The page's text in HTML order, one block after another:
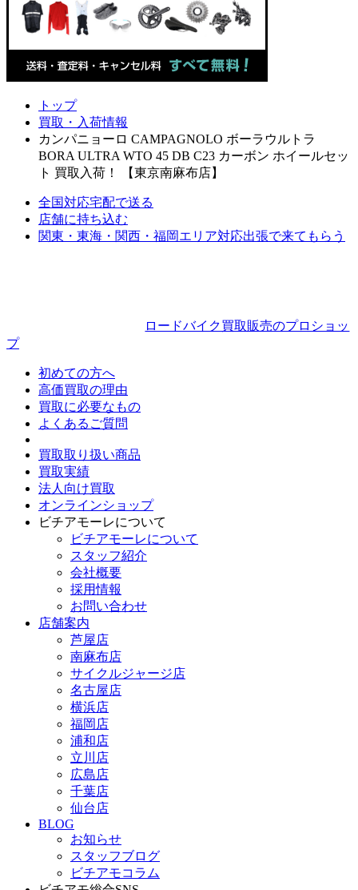
トップ
買取・入荷情報
カンパニョーロ CAMPAGNOLO ボーラウルトラ
BORA ULTRA WTO 45 DB C23 カーボン ホイールセッ
ト 買取入荷！ 【東京南麻布店】
全国対応宅配で送る
店舗に持ち込む
関東・東海・関西・福岡エリア対応出張で来てもらう
ロードバイク買取販売のプロショッ
プ
初めての方へ
高価買取の理由
買取に必要なもの
よくあるご質問
買取取り扱い商品
買取実績
法人向け買取
オンラインショップ
ビチアモーレについて
ビチアモーレについて
スタッフ紹介
会社概要
採用情報
お問い合わせ
店舗案内
芦屋店
南麻布店
サイクルジャージ店
名古屋店
横浜店
福岡店
浦和店
立川店
広島店
千葉店
仙台店
BLOG
お知らせ
スタッフブログ
ビチアモコラム